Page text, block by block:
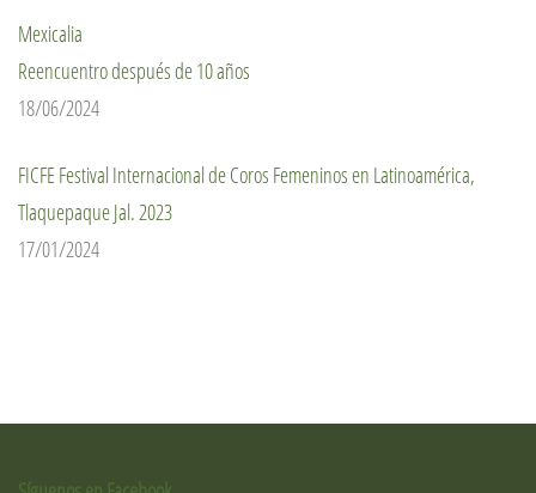
Mexicalia
Reencuentro después de 10 años
18/06/2024
FICFE Festival Internacional de Coros Femeninos en Latinoamérica,
Tlaquepaque Jal. 2023
17/01/2024